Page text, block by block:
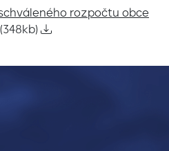
rozpočtu obce
(348kb)